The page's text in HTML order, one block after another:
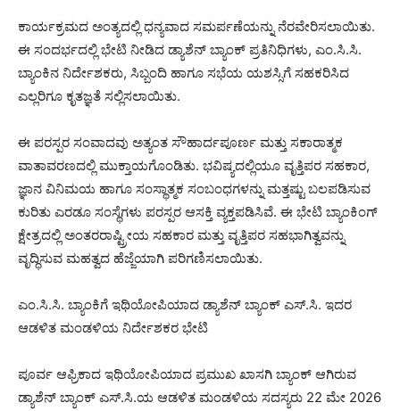
ಕಾರ್ಯಕ್ರಮದ ಅಂತ್ಯದಲ್ಲಿ ಧನ್ಯವಾದ ಸಮರ್ಪಣೆಯನ್ನು ನೆರವೇರಿಸಲಾಯಿತು.
ಈ ಸಂದರ್ಭದಲ್ಲಿ ಭೇಟಿ ನೀಡಿದ ಡ್ಯಾಶೆನ್ ಬ್ಯಾಂಕ್ ಪ್ರತಿನಿಧಿಗಳು, ಎಂ.ಸಿ.ಸಿ.
ಬ್ಯಾಂಕಿನ ನಿರ್ದೇಶಕರು, ಸಿಬ್ಬಂದಿ ಹಾಗೂ ಸಭೆಯ ಯಶಸ್ಸಿಗೆ ಸಹಕರಿಸಿದ
ಎಲ್ಲರಿಗೂ ಕೃತಜ್ಞತೆ ಸಲ್ಲಿಸಲಾಯಿತು.
ಈ ಪರಸ್ಪರ ಸಂವಾದವು ಅತ್ಯಂತ ಸೌಹಾರ್ದಪೂರ್ಣ ಮತ್ತು ಸಕಾರಾತ್ಮಕ
ವಾತಾವರಣದಲ್ಲಿ ಮುಕ್ತಾಯಗೊಂಡಿತು. ಭವಿಷ್ಯದಲ್ಲಿಯೂ ವೃತ್ತಿಪರ ಸಹಕಾರ,
ಜ್ಞಾನ ವಿನಿಮಯ ಹಾಗೂ ಸಂಸ್ಥಾತ್ಮಕ ಸಂಬಂಧಗಳನ್ನು ಮತ್ತಷ್ಟು ಬಲಪಡಿಸುವ
ಕುರಿತು ಎರಡೂ ಸಂಸ್ಥೆಗಳು ಪರಸ್ಪರ ಆಸಕ್ತಿ ವ್ಯಕ್ತಪಡಿಸಿವೆ. ಈ ಭೇಟಿ ಬ್ಯಾಂಕಿಂಗ್
ಕ್ಷೇತ್ರದಲ್ಲಿ ಅಂತರರಾಷ್ಟ್ರೀಯ ಸಹಕಾರ ಮತ್ತು ವೃತ್ತಿಪರ ಸಹಭಾಗಿತ್ವವನ್ನು
ವೃದ್ಧಿಸುವ ಮಹತ್ವದ ಹೆಜ್ಜೆಯಾಗಿ ಪರಿಗಣಿಸಲಾಯಿತು.
ಎಂ.ಸಿ.ಸಿ. ಬ್ಯಾಂಕಿಗೆ ಇಥಿಯೋಪಿಯಾದ ಡ್ಯಾಶೆನ್ ಬ್ಯಾಂಕ್ ಎಸ್.ಸಿ. ಇದರ
ಆಡಳಿತ ಮಂಡಳಿಯ ನಿರ್ದೇಶಕರ ಭೇಟಿ
ಪೂರ್ವ ಆಫ್ರಿಕಾದ ಇಥಿಯೋಪಿಯಾದ ಪ್ರಮುಖ ಖಾಸಗಿ ಬ್ಯಾಂಕ್ ಆಗಿರುವ
ಡ್ಯಾಶೆನ್ ಬ್ಯಾಂಕ್ ಎಸ್.ಸಿ.ಯ ಆಡಳಿತ ಮಂಡಳಿಯ ಸದಸ್ಯರು 22 ಮೇ 2026